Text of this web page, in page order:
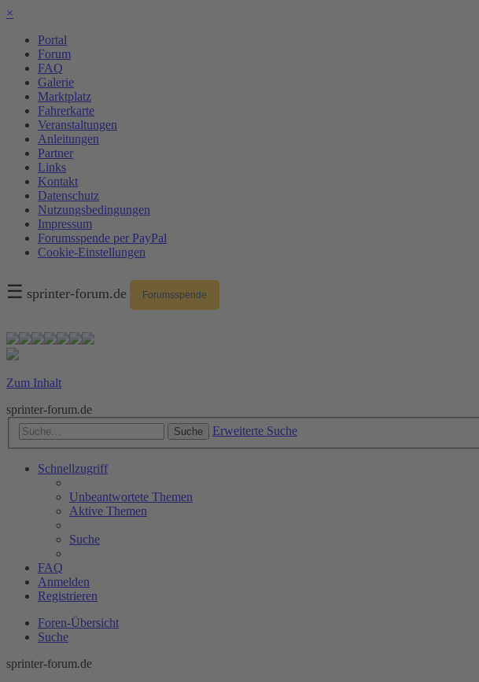
×
Portal
Forum
FAQ
Galerie
Marktplatz
Fahrerkarte
Veranstaltungen
Anleitungen
Partner
Links
Kontakt
Datenschutz
Nutzungsbedingungen
Impressum
Forumsspende per PayPal
Cookie-Einstellungen
☰ sprinter-forum.de Forumsspende
Zum Inhalt
sprinter-forum.de
Suche Erweiterte Suche
Schnellzugriff
Unbeantwortete Themen
Aktive Themen
Suche
FAQ
Anmelden
Registrieren
Foren-Übersicht
Suche
sprinter-forum.de